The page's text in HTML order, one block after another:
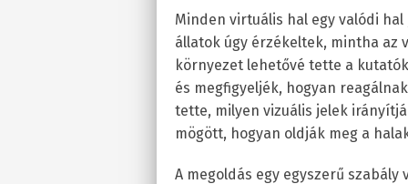
Minden virtuális hal egy valódi
állatok úgy érzékeltek, mintha az
környezet lehetővé tette a
és megfigyeljék, hogyan
tette, milyen vizuális jelek
mögött, hogyan oldják meg a
A megoldás egy egyszerű